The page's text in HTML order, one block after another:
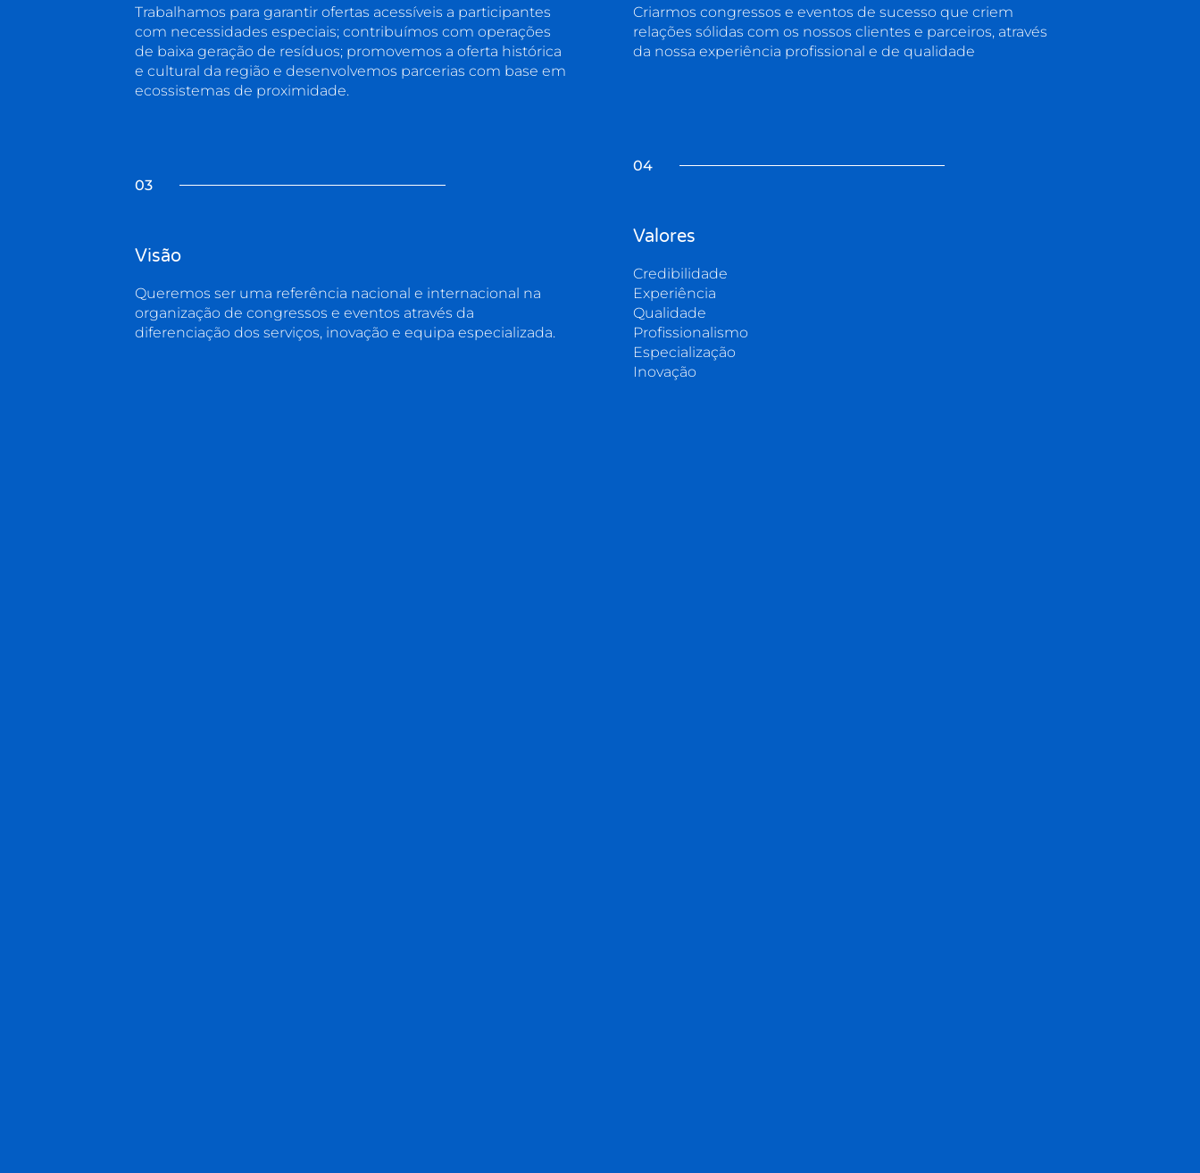
Trabalhamos para garantir ofertas acessíveis a participantes
com necessidades especiais; contribuímos com operações
de baixa geração de resíduos; promovemos a oferta histórica
e cultural da região e desenvolvemos parcerias com base em
ecossistemas de proximidade.
03
Visão
Queremos ser uma referência nacional e internacional na
organização de congressos e eventos através da
diferenciação dos serviços, inovação e equipa especializada.
Criarmos congressos e eventos de sucesso que criem
relações sólidas com os nossos clientes e parceiros, através
da nossa experiência profissional e de qualidade
04
Valores
Credibilidade
Experiência
Qualidade
Profissionalismo
Especialização
Inovação